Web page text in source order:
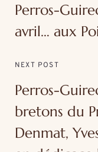
Perros-
avril… aux
NEXT POST
Perros-
bretons du
Denmat,